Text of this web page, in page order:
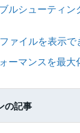
ルシューティ
ァイルを表示で
ーマンスを最大
の記事